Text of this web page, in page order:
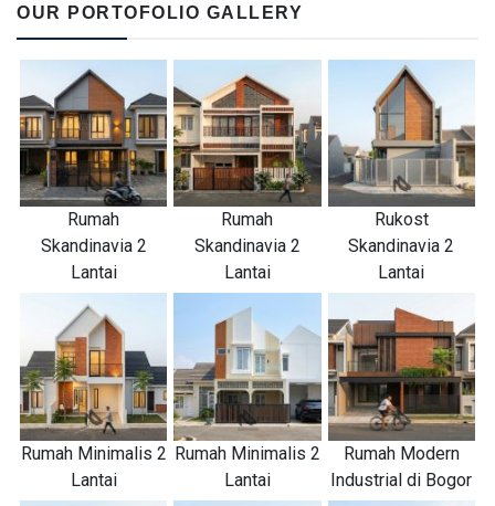
OUR PORTOFOLIO GALLERY
Rumah
Skandinavia 2
Lantai
Rumah
Skandinavia 2
Lantai
Rukost
Skandinavia 2
Lantai
Rumah Minimalis 2
Lantai
Rumah Minimalis 2
Lantai
Rumah Modern
Industrial di Bogor